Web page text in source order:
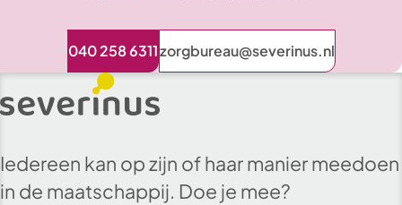
040 258 6311zorgbureau@severinus.nl
Iedereen kan op zijn of haar manier meedoen
in de maatschappij. Doe je mee?